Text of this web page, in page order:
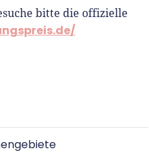
bitte die offizielle